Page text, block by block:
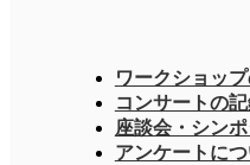
ワークショッ
コンサートの
座談会・シン
アンケートに